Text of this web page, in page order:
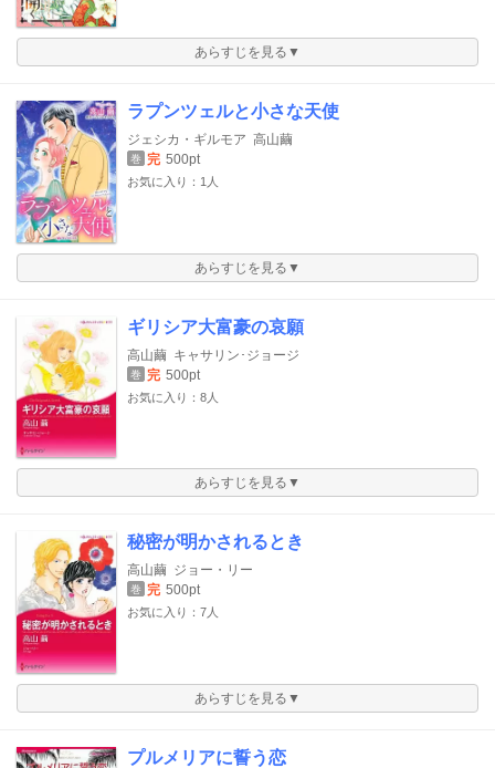
あらすじを見る▼
ラプンツェルと小さな天使
ジェシカ・ギルモア 高山繭
巻 完 500pt
お気に入り：1人
あらすじを見る▼
ギリシア大富豪の哀願
高山繭 キャサリン･ジョージ
巻 完 500pt
お気に入り：8人
あらすじを見る▼
秘密が明かされるとき
高山繭 ジョー・リー
巻 完 500pt
お気に入り：7人
あらすじを見る▼
プルメリアに誓う恋